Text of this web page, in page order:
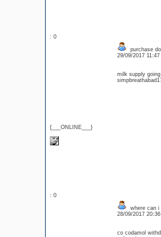
: 0
{___ONLINE___}
purchase
29/09/2017
milk supply
: 0
where can i
28/09/2017
co codamol